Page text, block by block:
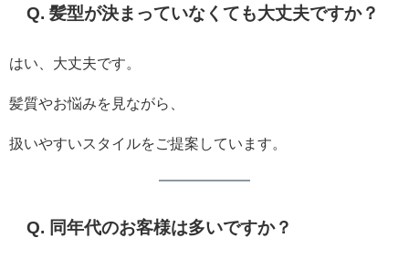
Q. 髪型が決まっていなくても大丈夫ですか？
はい、大丈夫です。
髪質やお悩みを見ながら、
扱いやすいスタイルをご提案しています。
Q. 同年代のお客様は多いですか？